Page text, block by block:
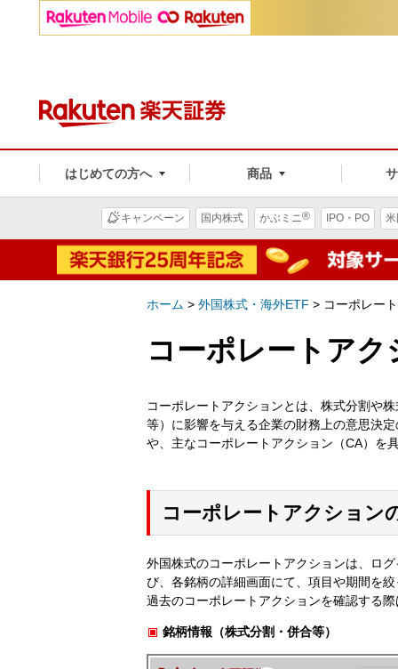
はじめての方へ 商品
キャンペーン 国内株式 かぶミニ® IPO・PO
ホーム > 外国株式・海外ETF > コーポレー
コーポレートアク
コーポレートアクションとは、株式分割や
等）に影響を与える企業の財務上の意思決
や、主なコーポレートアクション（CA）を
コーポレートアクション
外国株式のコーポレートアクションは、ロ
び、各銘柄の詳細画面にて、項目や期間を
過去のコーポレートアクションを確認する
銘柄情報（株式分割・併合等）